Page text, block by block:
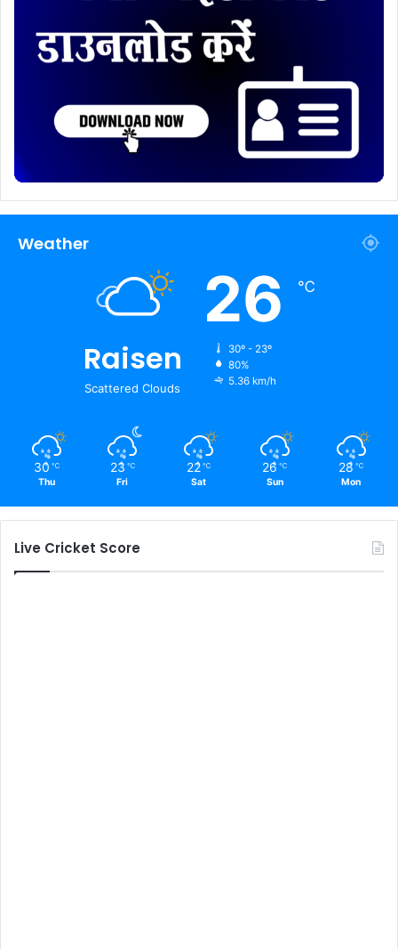
Weather
Raisen
Scattered Clouds
26 ℃
30º - 23º
80%
5.36 km/h
30 ℃
Thu
23 ℃
Fri
22 ℃
Sat
26 ℃
Sun
28 ℃
Mon
Live Cricket Score